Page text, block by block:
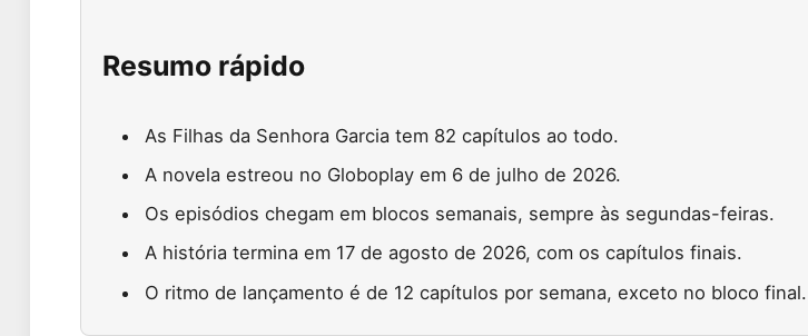
Resumo rápido
As Filhas da Senhora Garcia tem 82 capítulos ao todo.
A novela estreou no Globoplay em 6 de julho de 2026.
Os episódios chegam em blocos semanais, sempre às segundas-feiras.
A história termina em 17 de agosto de 2026, com os capítulos finais.
O ritmo de lançamento é de 12 capítulos por semana, exceto no bloco final.